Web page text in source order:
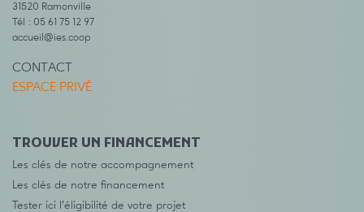
31520 Ramonville
Tél : 05 61 75 12 97
accueil@ies.coop
CONTACT
ESPACE PRIVÉ
TROUVER UN FINANCEMENT
Les clés de notre accompagnement
Les clés de notre financement
Tester ici l’éligibilité de votre projet